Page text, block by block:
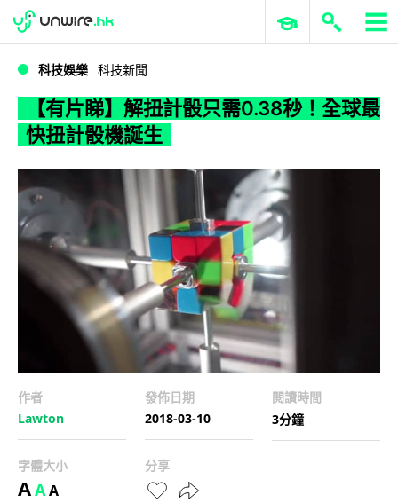
WWDC 2026 ERP 與商業 AI
科技娛樂 科技新聞
【有片睇】解扭計骰只需0.38秒！全球最
快扭計骰機誕生
作者
Lawton
發佈日期
2018-03-10
閱讀時間
3分鐘
字體大小
AAA
分享